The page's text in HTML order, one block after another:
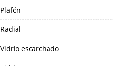
Plafón
Radial
Vidrio escarchado